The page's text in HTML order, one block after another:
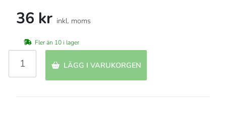
36 kr inkl. moms
Fler än 10 i lager
LÄGG I VARUKORGEN